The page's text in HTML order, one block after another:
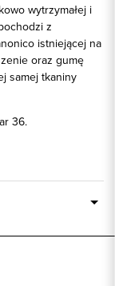
wytrzymałej i
z
istniejącej na
oraz gumę
samej tkaniny
36.